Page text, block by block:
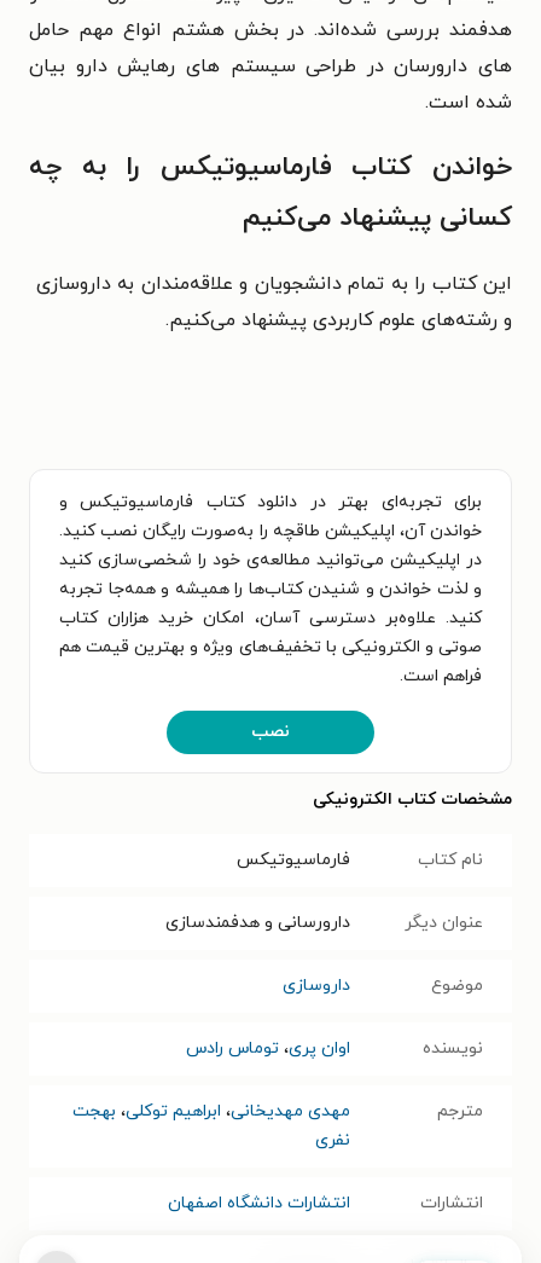
هدفمند بررسی شده‌اند. در بخش هشتم انواع مهم حامل
های دارورسان در طراحی سیستم های رهایش دارو بیان
شده است.
خواندن کتاب فارماسیوتیکس را به چه
کسانی پیشنهاد می‌کنیم
این کتاب را به تمام دانشجویان و علاقه‌مندان به داروسازی
و رشته‌های علوم کاربردی پیشنهاد می‌کنیم.
برای تجربه‌ای بهتر در دانلود کتاب فارماسیوتیکس و
خواندن آن، اپلیکیشن طاقچه را به‌صورت رایگان نصب کنید.
در اپلیکیشن می‌توانید مطالعه‌ی خود را شخصی‌سازی کنید
و لذت خواندن و شنیدن کتاب‌ها را همیشه و همه‌جا تجربه
کنید. علاوه‌بر دسترسی آسان، امکان خرید هزاران کتاب
صوتی و الکترونیکی با تخفیف‌های ویژه و بهترین قیمت هم
فراهم است.
نصب
مشخصات کتاب الکترونیکی
نام کتاب فارماسیوتیکس
عنوان دیگر دارورسانی و هدفمندسازی
موضوع داروسازی
نویسنده اوان پری، توماس رادس
مترجم مهدی مهدیخانی، ابراهیم توکلی، بهجت
نفری
انتشارات انتشارات دانشگاه اصفهان